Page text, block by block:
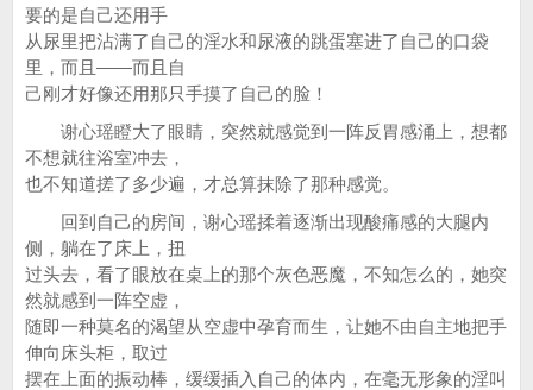
要的是自己还用手
从尿里把沾满了自己的淫水和尿液的跳蛋塞进了自己的口袋
里，而且——而且自
己刚才好像还用那只手摸了自己的脸！
谢心瑶瞪大了眼睛，突然就感觉到一阵反胃感涌上，想都
不想就往浴室冲去，
也不知道搓了多少遍，才总算抹除了那种感觉。
回到自己的房间，谢心瑶揉着逐渐出现酸痛感的大腿内
侧，躺在了床上，扭
过头去，看了眼放在桌上的那个灰色恶魔，不知怎么的，她突
然就感到一阵空虚，
随即一种莫名的渴望从空虚中孕育而生，让她不由自主地把手
伸向床头柜，取过
摆在上面的振动棒，缓缓插入自己的体内，在毫无形象的淫叫